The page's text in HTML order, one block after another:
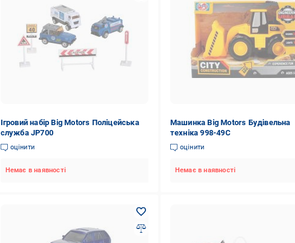
Ігровий набір Big Motors Поліцейська
служба JP700
оцінити
Немає в наявності
Машинка Big Motors Будівельна
техніка 998-49C
оцінити
Немає в наявності